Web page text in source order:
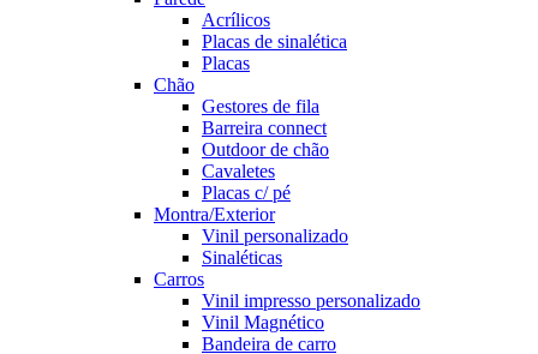
Acrílicos
Placas de sinalética
Placas
Chão
Gestores de fila
Barreira connect
Outdoor de chão
Cavaletes
Placas c/ pé
Montra/Exterior
Vinil personalizado
Sinaléticas
Carros
Vinil impresso personalizado
Vinil Magnético
Bandeira de carro